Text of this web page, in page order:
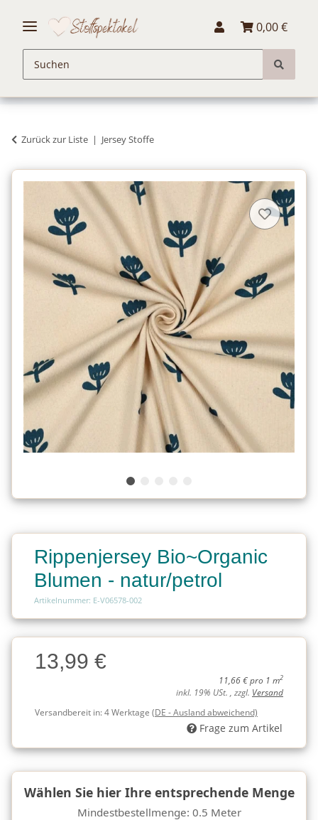
0,00 €
Zurück zur Liste Jersey Stoffe
Rippenjersey Bio~Organic
Blumen - natur/petrol
Artikelnummer: E-V06578-002
Charge
Charge13,99 €
11,66 € pro 1 m2
inkl. 19% USt. , zzgl. Versand
Versandbereit in:4 Werktage (DE - Ausland abweichend)
Frage zum Artikel
Wählen Sie hier Ihre entsprechende Menge
Mindestbestellmenge: 0.5 Meter